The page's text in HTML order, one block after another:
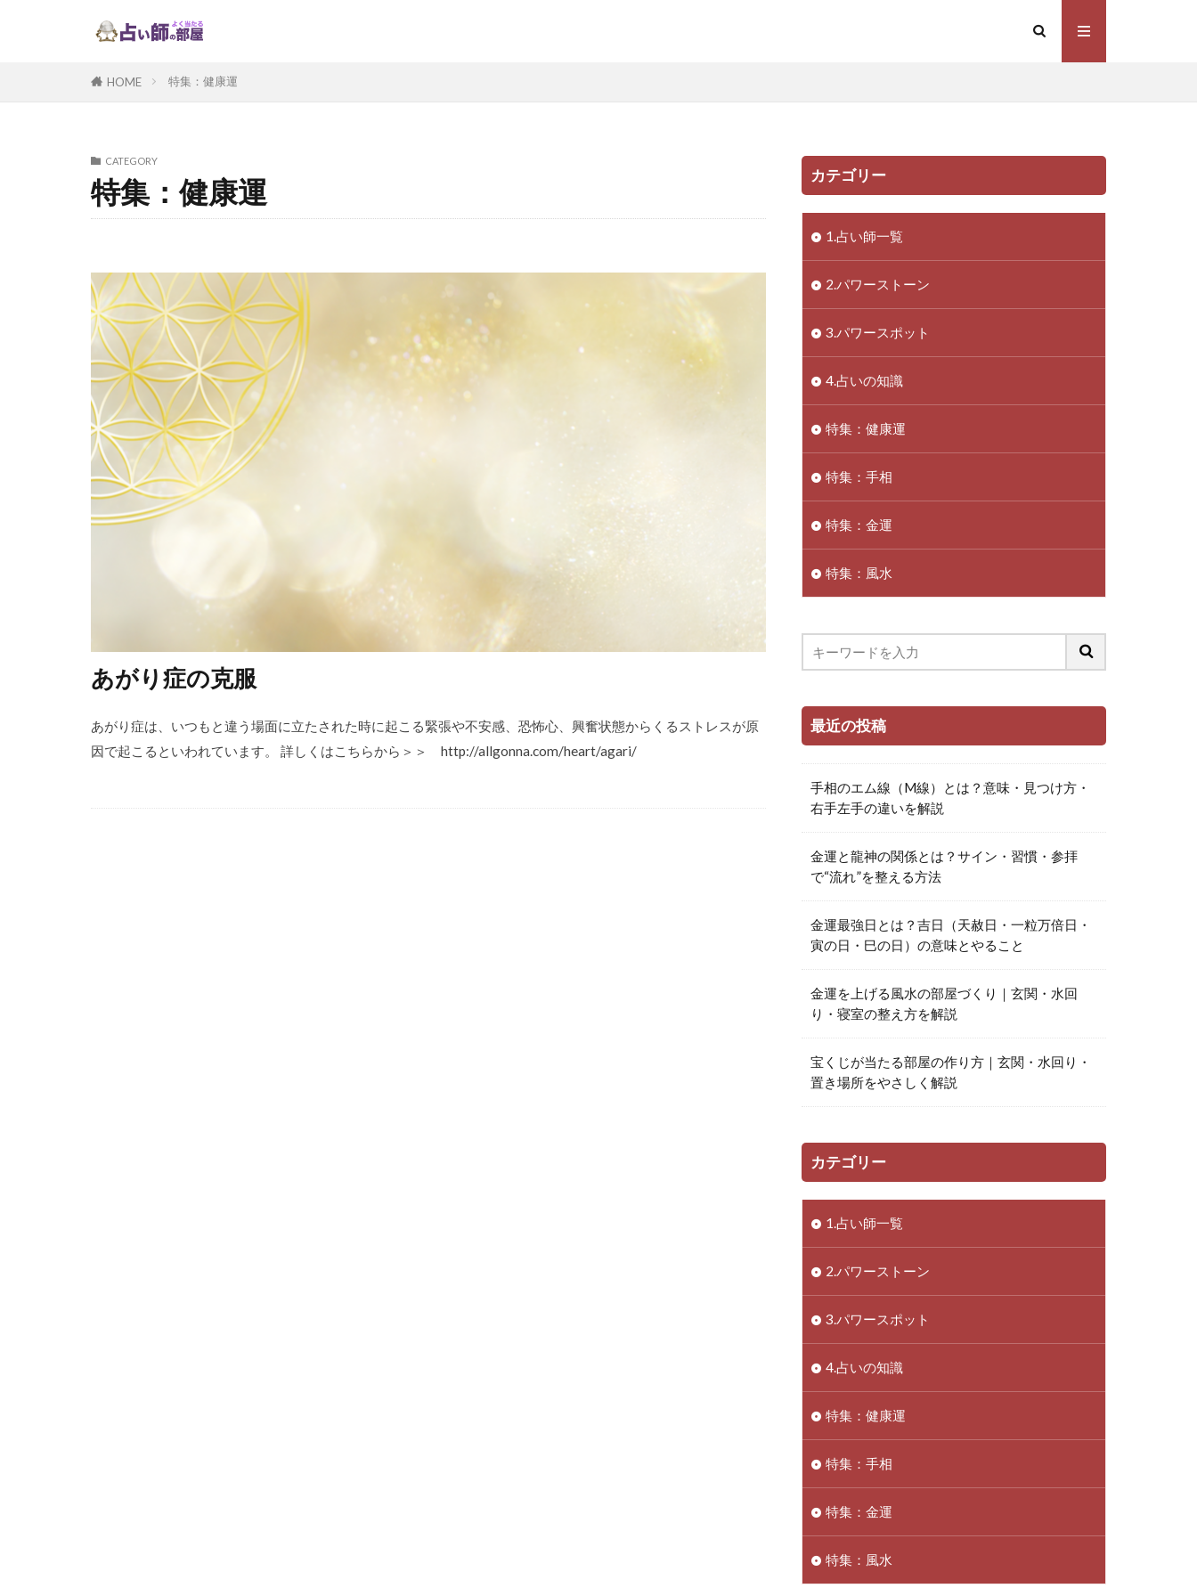
HOME 特集：健康運
CATEGORY
特集：健康運
あがり症の克服
あがり症は、いつもと違う場面に立たされた時に起こる緊張や不安感、恐怖心、興奮状態からくるストレスが原
因で起こるといわれています。 詳しくはこちらから＞＞ http://allgonna.com/heart/agari/
カテゴリー
1.占い師一覧
2.パワーストーン
3.パワースポット
4.占いの知識
特集：健康運
特集：手相
特集：金運
特集：風水
最近の投稿
手相のエム線（M線）とは？意味・見つけ方・
右手左手の違いを解説
金運と龍神の関係とは？サイン・習慣・参拝
で“流れ”を整える方法
金運最強日とは？吉日（天赦日・一粒万倍日・
寅の日・巳の日）の意味とやること
金運を上げる風水の部屋づくり｜玄関・水回
り・寝室の整え方を解説
宝くじが当たる部屋の作り方｜玄関・水回り・
置き場所をやさしく解説
カテゴリー
1.占い師一覧
2.パワーストーン
3.パワースポット
4.占いの知識
特集：健康運
特集：手相
特集：金運
特集：風水